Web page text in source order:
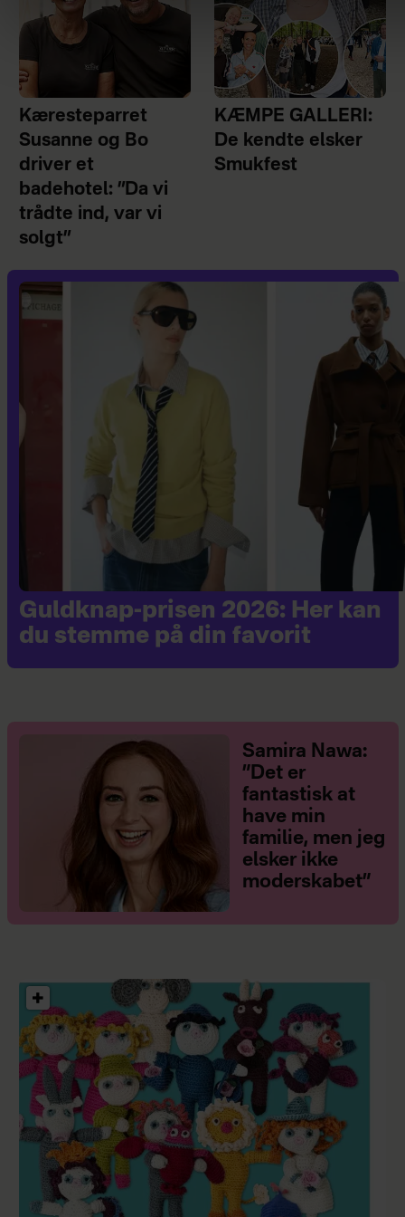
Kæresteparret
Susanne og Bo
driver et
badehotel: ”Da vi
trådte ind, var vi
solgt”
KÆMPE GALLERI:
De kendte elsker
Smukfest
Guldknap-prisen 2026: Her kan
du stemme på din favorit
Samira Nawa:
”Det er
fantastisk at
have min
familie, men jeg
elsker ikke
moderskabet”